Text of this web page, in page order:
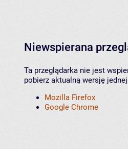
Niewspierana
Ta przeglądarka nie jest
pobierz aktualną wersję
Mozilla Firefox
Google Chrome